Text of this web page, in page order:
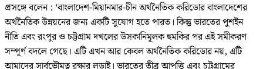
প্রসঙ্গে বলেন : ‘বাংলাদেশ-মিয়ানমার-চীন অর্থনৈতিক করিডোর বাংলাদেশের
অর্থনৈতিক উন্নয়নের জন্য একটি সুযোগ হতে পারত। কিন্তু ভারতের পুশইন
নীতি এবং রংপুর ও চট্টগ্রাম দখলের উসকানিমূলক হুমকির পর এই সমীকরণ
সম্পূর্ণ বদলে গেছে। এটি এখন আর কেবল অর্থনৈতিক করিডোর নয়, এটি